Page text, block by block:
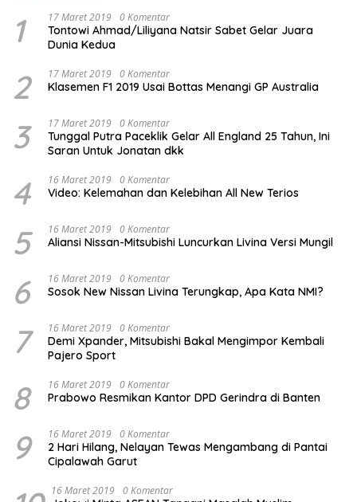
1 17 Maret 2019 0 Komentar
Tontowi Ahmad/Liliyana Natsir Sabet Gelar Juara
Dunia Kedua
2 17 Maret 2019 0 Komentar
Klasemen F1 2019 Usai Bottas Menangi GP Australia
3 17 Maret 2019 0 Komentar
Tunggal Putra Paceklik Gelar All England 25 Tahun, Ini
Saran Untuk Jonatan dkk
4 16 Maret 2019 0 Komentar
Video: Kelemahan dan Kelebihan All New Terios
5 16 Maret 2019 0 Komentar
Aliansi Nissan-Mitsubishi Luncurkan Livina Versi Mungil
6 16 Maret 2019 0 Komentar
Sosok New Nissan Livina Terungkap, Apa Kata NMI?
7 16 Maret 2019 0 Komentar
Demi Xpander, Mitsubishi Bakal Mengimpor Kembali
Pajero Sport
8 16 Maret 2019 0 Komentar
Prabowo Resmikan Kantor DPD Gerindra di Banten
9 16 Maret 2019 0 Komentar
2 Hari Hilang, Nelayan Tewas Mengambang di Pantai
Cipalawah Garut
16 Maret 2019 0 Komentar